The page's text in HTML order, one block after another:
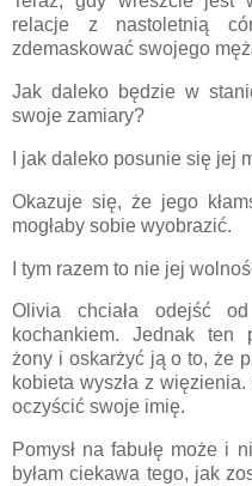
relacje z nastoletnią
zdemaskować swojego
Jak daleko będzie w
swoje zamiary?
I jak daleko posunie się jej
Okazuje się, że jego
mogłaby sobie wyobrazić.
I tym razem to nie jej
Olivia chciała odejść
kochankiem. Jednak ten
żony i oskarżyć ją o to, że
kobieta wyszła z
oczyścić swoje imię.
Pomysł na fabułę może i
byłam ciekawa tego, jak